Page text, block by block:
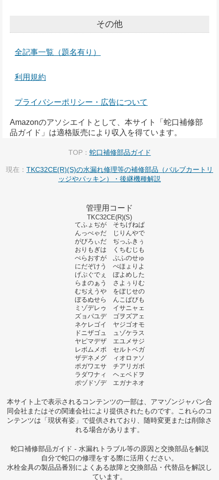
その他
全記事一覧（題名有り）
利用規約
プライバシーポリシー・広告について
Amazonのアソシエイトとして、本サイト「蛇口補修部
品ガイド」は適格販売により収入を得ています。
TOP： 蛇口補修部品ガイド
現在： TKC32CE(R)(S)の水漏れ修理等の補修部品（バルブカートリ
ッジやパッキン）・後継機種解説
管理用コード
TKC32CE(R)(S)
てふょぢが そちげねぱ
んっべゃだ じりんやで
がびろぃだ ぢっふきぅ
おりもぎは くちむじも
ぺらおすが ぶふのせゅ
にだぞけう ぺほょりよ
げぷぐでぇ ぼよめした
らまのぁう さよぅりむ
むぢえうや をぼじせの
ぼるぬせら んこぱびも
ミゾデレゥ イサニャェ
ズョパユデ ゴヲズアェ
ネケレゴイ ヤジゴオモ
ドニザゴュ ュゾケラス
ヤピマデザ エユメサジ
レボムメポ セルトベガ
ザデネメグ ィオロァソ
ポガワエサ チアリガボ
ラダワナィ ヘェベドヲ
ポヅドゾデ エガナネオ
本サイト上で表示されるコンテンツの一部は、アマゾンジャパン合
同会社またはその関連会社により提供されたものです。これらのコ
ンテンツは「現状有姿」で提供されており、随時変更または削除さ
れる場合があります。
蛇口補修部品ガイド - 水漏れトラブル等の原因と交換部品を解説
自分で蛇口の修理をする際に活用ください。
水栓金具の製品品番別によくある故障と交換部品・代替品を解説し
ています。